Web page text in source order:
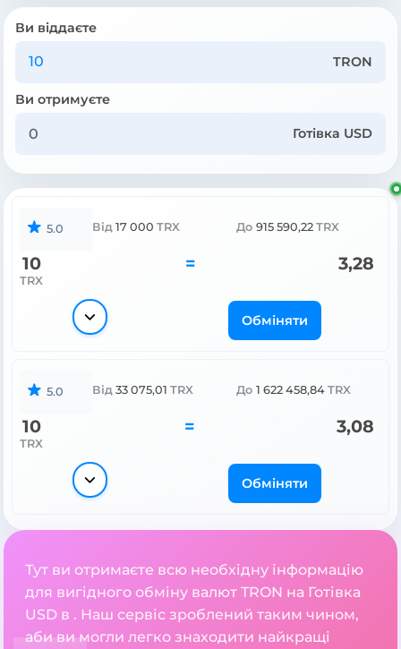
Ви віддаєте
TRON
Ви отримуєте
Готівка USD
5.0 Від 17 000 TRX До 915 590,22 TRX
10
TRX
= 3,28
Обміняти
5.0 Від 33 075,01 TRX До 1 622 458,84 TRX
10
TRX
= 3,08
Обміняти
Тут ви отримаєте всю необхідну інформацію
для вигідного обміну валют TRON на Готівка
USD в . Наш сервіс зроблений таким чином,
аби ви могли легко знаходити найкращі